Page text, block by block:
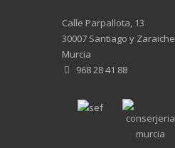
Calle Parpallota, 13
30007 Santiago y Zaraiche
Murcia
968 28 41 88